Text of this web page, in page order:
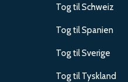
Tog til Schweiz
Tog til Spanien
Tog til Sverige
Tog til Tyskland